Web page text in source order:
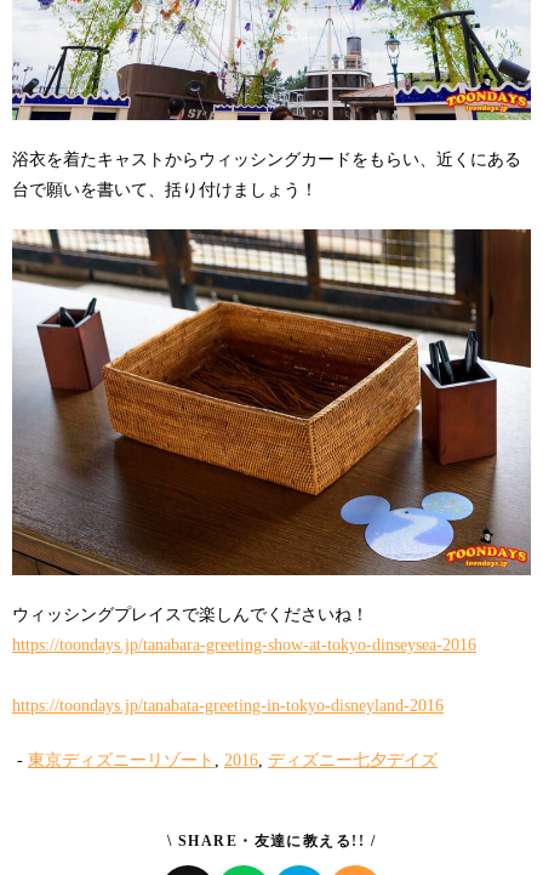
浴衣を着たキャストからウィッシングカードをもらい、近くにある
台で願いを書いて、括り付けましょう！
ウィッシングプレイスで楽しんでくださいね！
https://toondays.jp/tanabara-greeting-show-at-tokyo-dinseysea-2016
https://toondays.jp/tanabata-greeting-in-tokyo-disneyland-2016
- 東京ディズニーリゾート , 2016, ディズニー七夕デイズ
\ SHARE・友達に教える!! /